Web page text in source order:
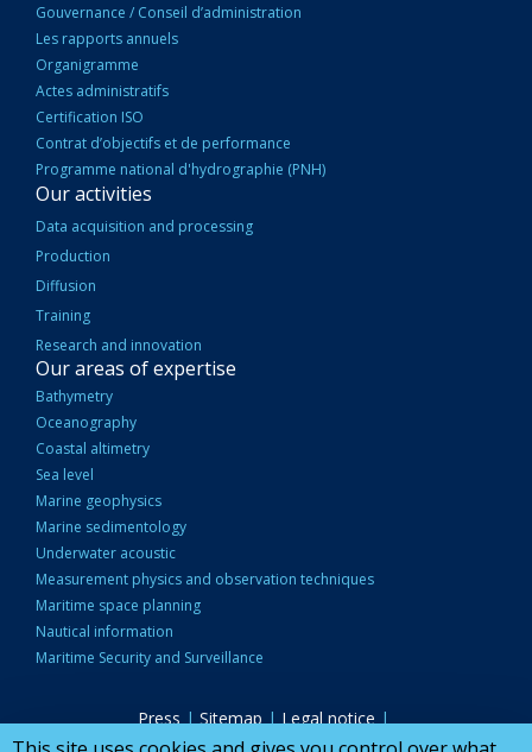
Gouvernance / Conseil d’administration
Les rapports annuels
Organigramme
Actes administratifs
Certification ISO
Contrat d’objectifs et de performance
Programme national d'hydrographie (PNH)
Our activities
Data acquisition and processing
Production
Diffusion
Training
Research and innovation
Our areas of expertise
Bathymetry
Oceanography
Coastal altimetry
Sea level
Marine geophysics
Marine sedimentology
Underwater acoustic
Measurement physics and observation techniques
Maritime space planning
Nautical information
Maritime Security and Surveillance
PIED
Press | Sitemap | Legal notice |
Accessibilité : partiellement conforme | Public procurement |